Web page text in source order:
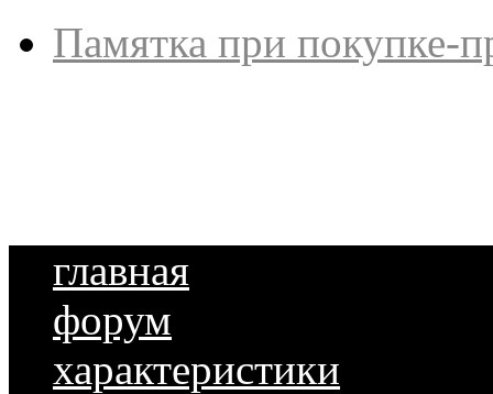
Памятка при покупке-
главная
форум
характеристики